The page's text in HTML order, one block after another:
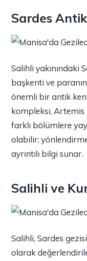
Sardes
Salihli yakınındaki
başkenti ve
önemli bir antik
kompleksi, Artemis
farklı bölümlere
olabilir;
ayrıntılı bilgi sunar.
Salihli ve
Salihli, Sardes
olarak